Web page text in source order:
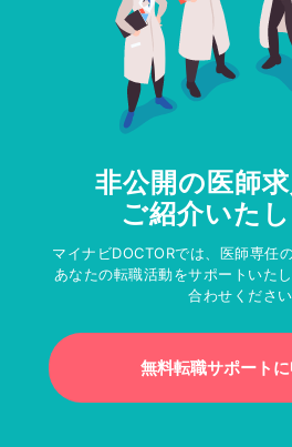
非公開の医師
ご紹介いたし
マイナビDOCTORでは、医師専任
あなたの転職活動をサポートいた
合わせください
無料転職サポート